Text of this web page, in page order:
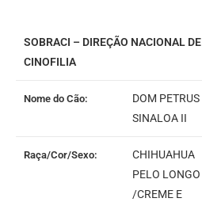
SOBRACI – DIREÇÃO NACIONAL DE
CINOFILIA
Nome do Cão:
DOM PETRUS
SINALOA II
Raça/Cor/Sexo:
CHIHUAHUA
PELO LONGO
/CREME E